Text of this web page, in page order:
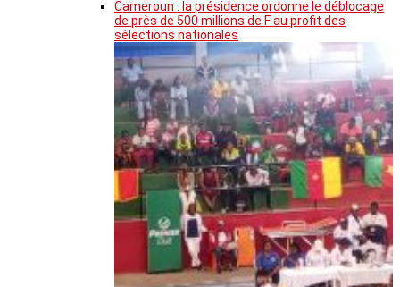
Cameroun : la présidence ordonne le déblocage
de près de 500 millions de F au profit des
sélections nationales